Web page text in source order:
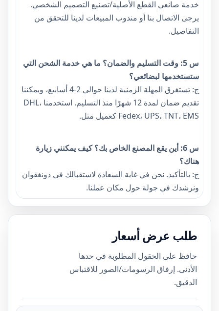
خدمة صانعي القطع الأصلية/تصنيع التصميم الشخصي.
يرجى الاتصال بنا أو مندوب المبيعات لدينا للتحقق من
التفاصيل.
س 5: وقت التسليم والضمان؟ ما هي خدمة الشحن التي
ستستخدمها لبضائعي؟
ج: تستغرق المهلة الزمنية لدينا حوالي 2-4 أسابيع، ويمكننا
تقديم ضمان لمدة 12 شهرًا منذ التسليم. استخدمنا DHL،
Fedex، UPS، TNT، EMS كعميل مثل.
س 6: أين يقع المصنع الخاص بك؟ كيف يمكنني زيارة
هناك؟
ج: بالتأكيد. نحن في غاية السعادة لاستقبالك في دونغقوان
ونرشدك في جولة حول مكان عملنا.
طلب عرض أسعار
حافظ على الحقول المطلوبة في حدها
الأدنى. إرفاق الرسومات/الصور للاقتباس
الدقيق.